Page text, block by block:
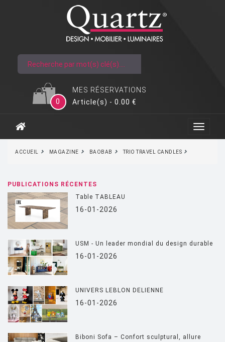
MES RÉSERVATIONS
0
Article(s) - 0.00 €
ACCUEIL MAGAZINE BAOBAB TRIO TRAVEL CANDLES
PUBLICATIONS RÉCENTES
Table TABLEAU
16-01-2026
USM - Un leader mondial du design durable
16-01-2026
UNIVERS LEBLON DELIENNE
16-01-2026
Biboni Sofa – Confort sculptural, allure